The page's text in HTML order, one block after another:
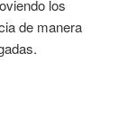
los
de manera